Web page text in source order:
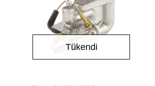
Tükendi